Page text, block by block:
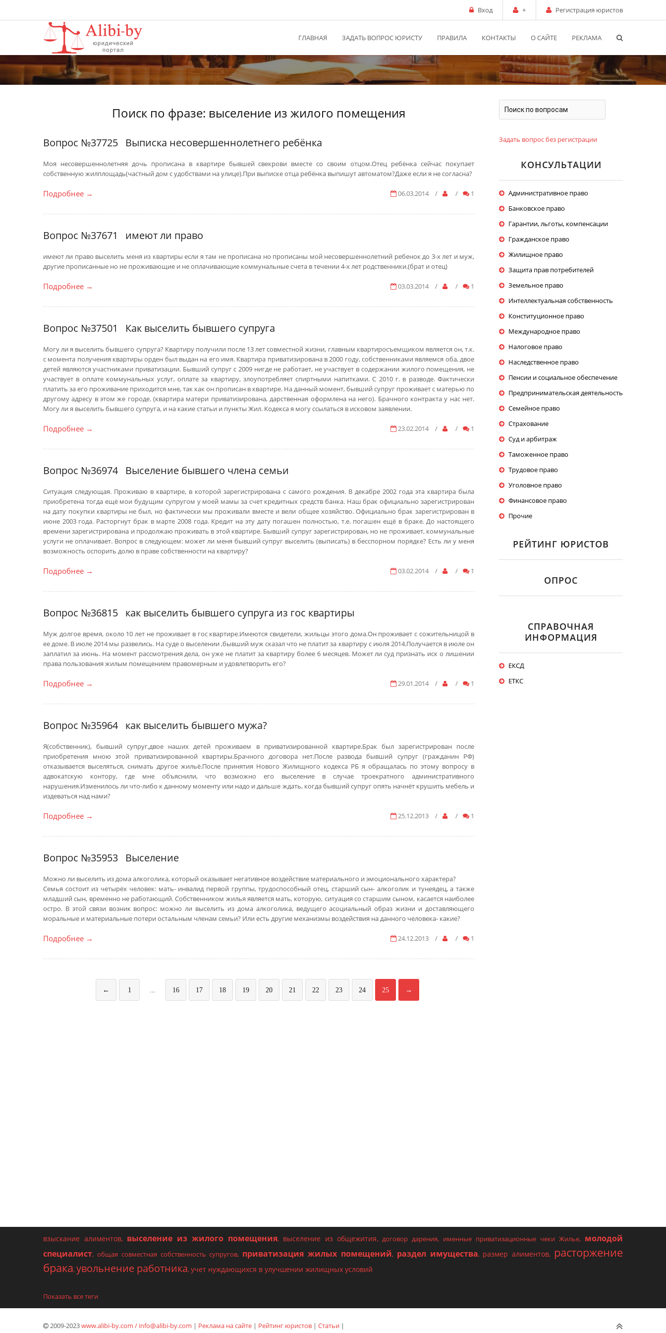
Вход + Регистрация юристов
ГЛАВНАЯ ЗАДАТЬ ВОПРОС ЮРИСТУ ПРАВИЛА КОНТАКТЫ О САЙТЕ РЕКЛАМА
Поиск по фразе: выселение из жилого помещения
Вопрос №37725 Выписка несовершеннолетнего ребёнка
Моя несовершеннолетняя дочь прописана в квартире бывшей свекрови вместе со своим отцом.Отец ребёнка сейчас покупает
собственную жилплощадь(частный дом с удобствами на улице).При выписке отца ребёнка выпишут автоматом?Даже если я не согласна?
06.03.2014 / / 1
Подробнее →
Вопрос №37671 имеют ли право
имеют ли право выселить меня из квартиры если я там не прописана но прописаны мой несовершеннолетний ребенок до 3-х лет и муж,
другие прописанные но не проживающие и не оплачивающие коммунальные счета в течении 4-х лет родственники.(брат и отец)
03.03.2014 / / 1
Подробнее →
Вопрос №37501 Как выселить бывшего супруга
Могу ли я выселить бывшего супруга? Квартиру получили после 13 лет совместной жизни, главным квартиросъемщиком является он, т.к.
с момента получения квартиры орден был выдан на его имя. Квартира приватизирована в 2000 году, собственниками являемся оба, двое
детей являются участниками приватизации. Бывший супруг с 2009 нигде не работает, не участвует в содержании жилого помещения, не
участвует в оплате коммунальных услуг, оплате за квартиру, злоупотребляет спиртными напитками. С 2010 г. в разводе. Фактически
платить за его проживание приходится мне, так как он прописан в квартире. На данный момент, бывший супруг проживает с матерью по
другому адресу в этом же городе. (квартира матери приватизирована, дарственная оформлена на него). Брачного контракта у нас нет.
Могу ли я выселить бывшего супруга, и на какие статьи и пункты Жил. Кодекса я могу ссылаться в исковом заявлении.
23.02.2014 / / 1
Подробнее →
Вопрос №36974 Выселение бывшего члена семьи
Ситуация следующая. Проживаю в квартире, в которой зарегистрирована с самого рождения. В декабре 2002 года эта квартира была
приобретена тогда ещё мои будущим супругом у моей мамы за счет кредитных средств банка. Наш брак официально зарегистрирован
на дату покупки квартиры не был, но фактически мы проживали вместе и вели общее хозяйство. Официально брак зарегистрирован в
июне 2003 года. Расторгнут брак в марте 2008 года. Кредит на эту дату погашен полностью, т.е. погашен ещё в браке. До настоящего
времени зарегистрирована и продолжаю проживать в этой квартире. Бывший супруг зарегистрирован, но не проживает, коммунальные
услуги не оплачивает. Вопрос в следующем: может ли меня бывший супруг выселить (выписать) в бесспорном порядке? Есть ли у меня
возможность оспорить долю в праве собственности на квартиру?
03.02.2014 / / 1
Подробнее →
Вопрос №36815 как выселить бывшего супруга из гос квартиры
Муж долгое время, около 10 лет не проживает в гос квартире.Имеются свидетели, жильцы этого дома.Он проживает с сожительницой в
ее доме. В июле 2014 мы развелись. На суде о выселении ,бывший муж сказал что не платит за квартиру с июля 2014.Получается в июле он
заплатил за июнь. На момент рассмотрения дела, он уже не платит за квартиру более 6 месяцев. Может ли суд признать иск о лишении
права пользования жилым помещением правомерным и удовлетворить его?
29.01.2014 / / 1
Подробнее →
Вопрос №35964 как выселить бывшего мужа?
Я(собственник), бывший супруг,двое наших детей проживаем в приватизированной квартире.Брак был зарегистрирован после
приобретения мною этой приватизированной квартиры.Брачного договора нет.После развода бывший супруг (гражданин РФ)
отказывается выселяться, снимать другое жильё.После принятия Нового Жилищного кодекса РБ я обращалась по этому вопросу в
адвокатскую контору, где мне объяснили, что возможно его выселение в случае троекратного административного
нарушения.Изменилось ли что-либо к данному моменту или надо и дальше ждать, когда бывший супруг опять начнёт крушить мебель и
издеваться над нами?
25.12.2013 / / 1
Подробнее →
Вопрос №35953 Выселение
Можно ли выселить из дома алкоголика, который оказывает негативное воздействие материального и эмоционального характера?
Семья состоит из четырёх человек: мать- инвалид первой группы, трудоспособный отец, старший сын- алкоголик и тунеядец, а также
младший сын, временно не работающий. Собственником жилья является мать, которую, ситуация со старшим сыном, касается наиболее
остро. В этой связи возник вопрос: можно ли выселить из дома алкоголика, ведущего асоциальный образ жизни и доставляющего
моральные и материальные потери остальным членам семьи? Или есть другие механизмы воздействия на данного человека- какие?
24.12.2013 / / 1
Подробнее →
← 1 ... 16 17 18 19 20 21 22 23 24 25 →
Задать вопрос без регистрации
КОНСУЛЬТАЦИИ
Административное право
Банковское право
Гарантии, льготы, компенсации
Гражданское право
Жилищное право
Защита прав потребителей
Земельное право
Интеллектуальная собственность
Конституционное право
Международное право
Налоговое право
Наследственное право
Пенсии и социальное обеспечение
Предпринимательская деятельность
Семейное право
Страхование
Суд и арбитраж
Таможенное право
Трудовое право
Уголовное право
Финансовое право
Прочие
РЕЙТИНГ ЮРИСТОВ
ОПРОС
СПРАВОЧНАЯ
ИНФОРМАЦИЯ
ЕКСД
ЕТКС
взыскание алиментов, выселение из жилого помещения, выселение из общежития,договор дарения, именные приватизационные чеки Жилье, молодой
специалист, общая совместная собственность супругов, приватизация жилых помещений, раздел имущества, размер алиментов, расторжение
брака,увольнение работника,учет нуждающихся в улучшении жилищных условий
Показать все теги
2009-2023www.alibi-by.com / info@alibi-by.com | Реклама на сайте | Рейтинг юристов | Статьи |